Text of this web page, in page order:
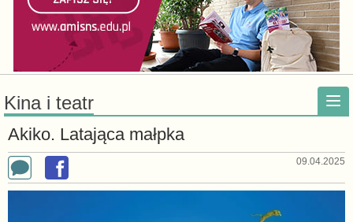
Kina i teatr
Akiko. Latająca małpka
09.04.2025